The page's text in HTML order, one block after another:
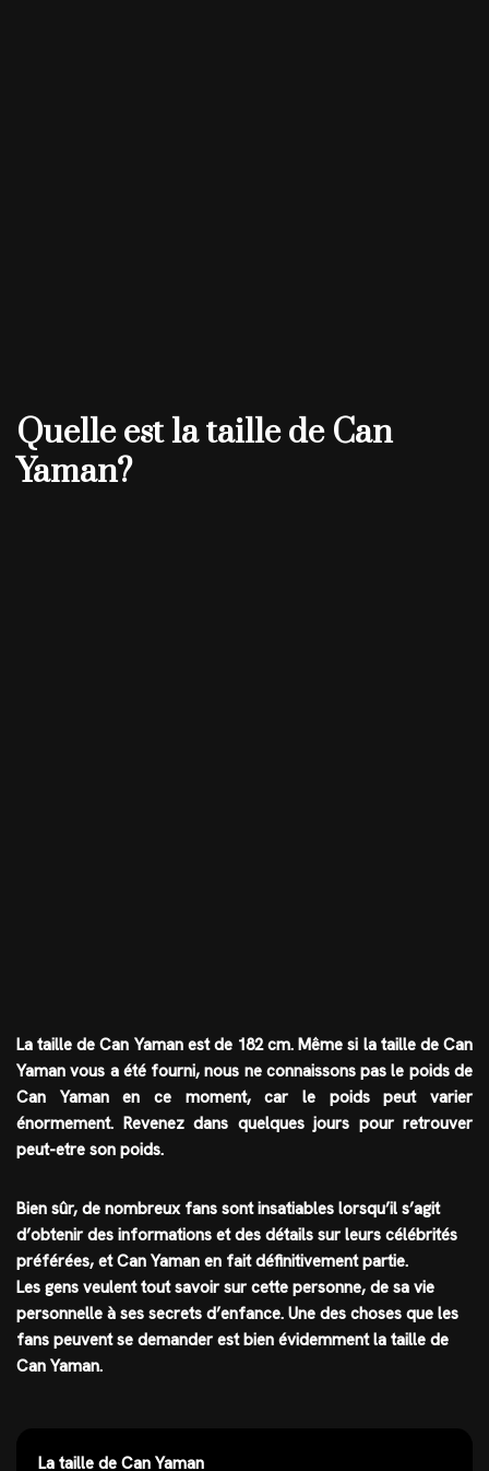
Quelle est la taille de Can
Yaman?
La taille de Can Yaman est de 182 cm. Même si la taille de Can
Yaman vous a été fourni, nous ne connaissons pas le poids de
Can Yaman en ce moment, car le poids peut varier
énormement. Revenez dans quelques jours pour retrouver
peut-etre son poids.
Bien sûr, de nombreux fans sont insatiables lorsqu’il s’agit
d’obtenir des informations et des détails sur leurs célébrités
préférées, etCan Yaman en fait définitivement partie.
Les gens veulent tout savoir sur cette personne, de sa vie
personnelle à ses secrets d’enfance. Une des choses que les
fans peuvent se demander est bien évidemment la taille de
Can Yaman.
La taille de Can Yaman